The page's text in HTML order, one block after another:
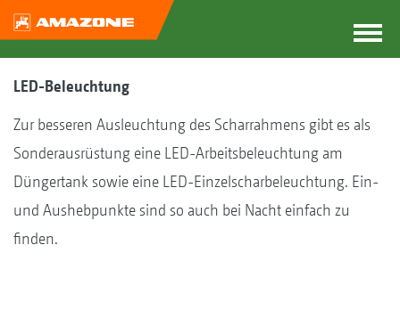
LED-Beleuchtung
Zur besseren Ausleuchtung des Scharrahmens gibt es als
Sonderausrüstung eine LED-Arbeitsbeleuchtung am
Düngertank sowie eine LED-Einzelscharbeleuchtung. Ein-
und Aushebpunkte sind so auch bei Nacht einfach zu
finden.